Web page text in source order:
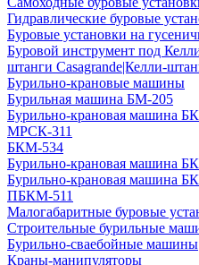
Гидравлические буровые
Буровые установки на
Буровой инструмент под
штанги Casagrande|Келли-
Бурильно-крановые машины
Бурильная машина БМ-205
Бурильно-крановая машина
МРСК-311
БКМ-534
Бурильно-крановая машина
Бурильно-крановая машина
ПБКМ-511
Малогабаритные буровые
Строительные бурильные
Бурильно-сваебойные машины
Краны-манипуляторы